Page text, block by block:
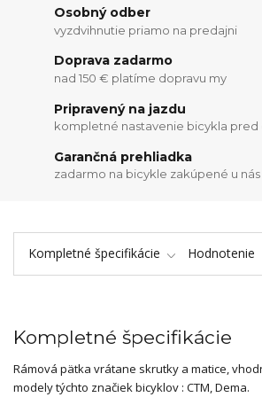
Osobný odber
vyzdvihnutie priamo na predajni
Doprava zadarmo
nad 150 € platíme dopravu my
Pripravený na jazdu
kompletné nastavenie bicykla pred
Garančná prehliadka
zadarmo na bicykle zakúpené u nás
Kompletné špecifikácie Hodnotenie
Kompletné špecifikácie
Rámová pätka vrátane skrutky a matice,
modely týchto značiek bicyklov : CTM, Dema.